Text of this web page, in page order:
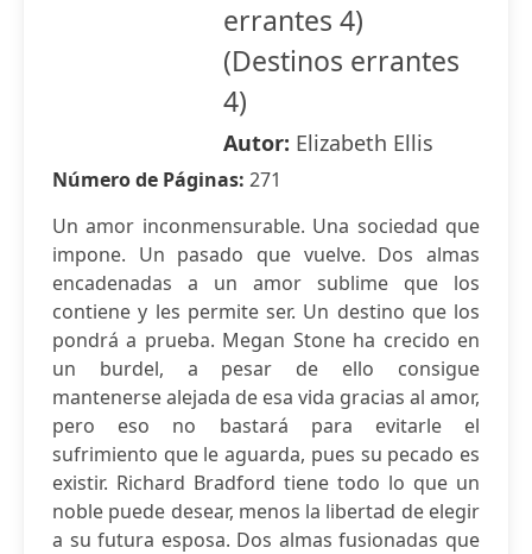
errantes 4)
(Destinos errantes
4)
Autor: Elizabeth Ellis
Número de Páginas: 271
Un amor inconmensurable. Una sociedad que
impone. Un pasado que vuelve. Dos almas
encadenadas a un amor sublime que los
contiene y les permite ser. Un destino que los
pondrá a prueba. Megan Stone ha crecido en
un burdel, a pesar de ello consigue
mantenerse alejada de esa vida gracias al amor,
pero eso no bastará para evitarle el
sufrimiento que le aguarda, pues su pecado es
existir. Richard Bradford tiene todo lo que un
noble puede desear, menos la libertad de elegir
a su futura esposa. Dos almas fusionadas que